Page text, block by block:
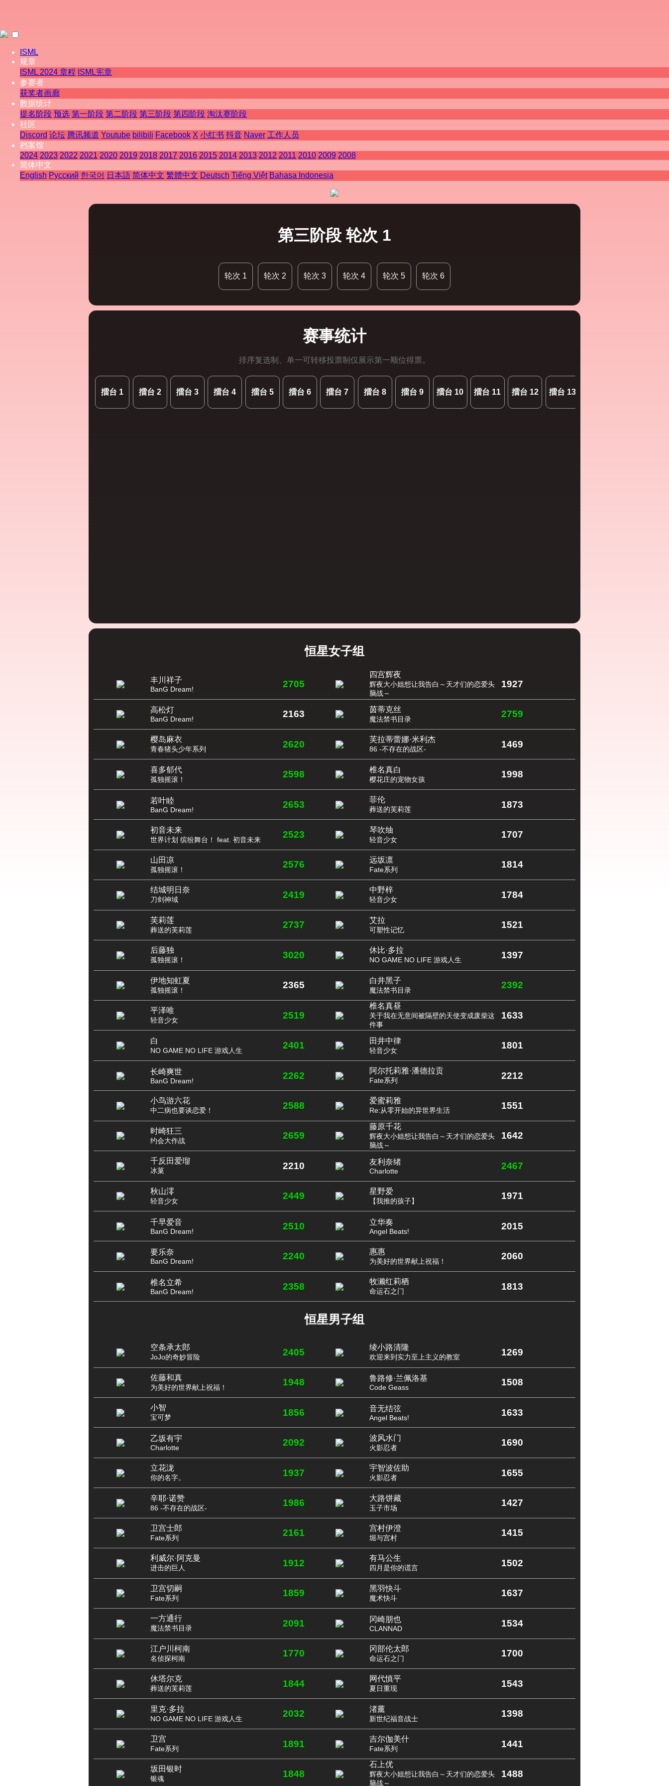
ISML
规章
ISML 2024 章程 ISML宪章
参赛者
获奖者画廊
数据统计
提名阶段 预选 第一阶段 第二阶段 第三阶段 第四阶段 淘汰赛阶段
社区
Discord 论坛 腾讯频道 Youtube bilibili Facebook X 小红书 抖音 Naver 工作人员
档案馆
2024 2023 2022 2021 2020 2019 2018 2017 2016 2015 2014 2013 2012 2011 2010 2009 2008
简体中文
English Pусский 한국어 日本語 简体中文 繁體中文 Deutsch Tiếng Việt Bahasa Indonesia
第三阶段 轮次 1
轮次 1 轮次 2 轮次 3 轮次 4 轮次 5 轮次 6
赛事统计
排序复选制、单一可转移投票制仅展示第一顺位得票。
擂台 1 擂台 2 擂台 3 擂台 4 擂台 5 擂台 6 擂台 7 擂台 8 擂台 9 擂台 10 擂台 11 擂台 12 擂台 13
恒星女子组
丰川祥子
BanG Dream!
2705
四宫辉夜
辉夜大小姐想让我告白～天才们的恋爱头
脑战～
1927
高松灯
BanG Dream!
2163 茵蒂克丝
魔法禁书目录 2759
樱岛麻衣
青春猪头少年系列 2620 芙拉蒂蕾娜·米利杰
86 -不存在的战区- 1469
喜多郁代
孤独摇滚！ 2598 椎名真白
樱花庄的宠物女孩 1998
若叶睦
BanG Dream!
2653 菲伦
葬送的芙莉莲 1873
初音未来
世界计划 缤纷舞台！ feat. 初音未来 2523 琴吹䌷
轻音少女 1707
山田凉
孤独摇滚！ 2576 远坂凛
Fate系列 1814
结城明日奈
刀剑神域 2419 中野梓
轻音少女 1784
芙莉莲
葬送的芙莉莲 2737 艾拉
可塑性记忆 1521
后藤独
孤独摇滚！ 3020 休比·多拉
NO GAME NO LIFE 游戏人生 1397
伊地知虹夏
孤独摇滚！ 2365 白井黑子
魔法禁书目录 2392
平泽唯
轻音少女 2519
椎名真昼
关于我在无意间被隔壁的天使变成废柴这
件事
1633
白
NO GAME NO LIFE 游戏人生 2401 田井中律
轻音少女 1801
长崎爽世
BanG Dream!
2262 阿尔托莉雅·潘德拉贡
Fate系列 2212
小鸟游六花
中二病也要谈恋爱！ 2588 爱蜜莉雅
Re:从零开始的异世界生活 1551
时崎狂三
约会大作战 2659
藤原千花
辉夜大小姐想让我告白～天才们的恋爱头
脑战～
1642
千反田爱瑠
冰菓 2210 友利奈绪
Charlotte
2467
秋山澪
轻音少女 2449 星野爱
【我推的孩子】 1971
千早爱音
BanG Dream!
2510 立华奏
Angel Beats!
2015
要乐奈
BanG Dream!
2240 惠惠
为美好的世界献上祝福！ 2060
椎名立希
BanG Dream!
2358 牧濑红莉栖
命运石之门 1813
恒星男子组
空条承太郎
JoJo的奇妙冒险 2405 绫小路清隆
欢迎来到实力至上主义的教室 1269
佐藤和真
为美好的世界献上祝福！ 1948 鲁路修·兰佩洛基
Code Geass
1508
小智
宝可梦 1856 音无结弦
Angel Beats!
1633
乙坂有宇
Charlotte
2092 波风水门
火影忍者 1690
立花泷
你的名字。 1937 宇智波佐助
火影忍者 1655
辛耶·诺赞
86 -不存在的战区- 1986 大路饼藏
玉子市场 1427
卫宫士郎
Fate系列 2161 宫村伊澄
堀与宫村 1415
利威尔·阿克曼
进击的巨人 1912 有马公生
四月是你的谎言 1502
卫宫切嗣
Fate系列 1859 黑羽快斗
魔术快斗 1637
一方通行
魔法禁书目录 2091 冈崎朋也
CLANNAD
1534
江户川柯南
名侦探柯南 1770 冈部伦太郎
命运石之门 1700
休塔尔克
葬送的芙莉莲 1844 网代慎平
夏日重现 1543
里克·多拉
NO GAME NO LIFE 游戏人生 2032 渚薰
新世纪福音战士 1398
卫宫
Fate系列 1891 吉尔伽美什
Fate系列 1441
坂田银时
银魂 1848
石上优
辉夜大小姐想让我告白～天才们的恋爱头
脑战～
1488